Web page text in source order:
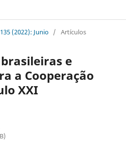
(2022): Junio / Artículos
e
a Cooperação
XXI